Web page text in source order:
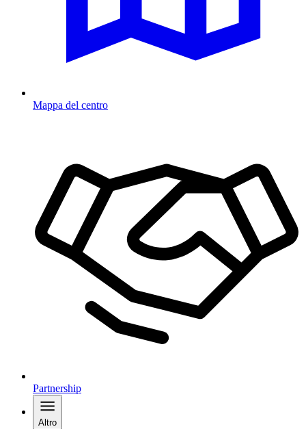
Mappa del centro
Partnership
Altro